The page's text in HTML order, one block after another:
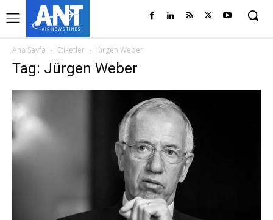
Ana Sayfa Etiketler Jürgen Weber
Tag: Jürgen Weber